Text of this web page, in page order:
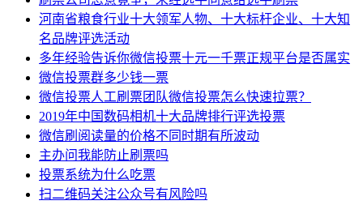
河南省粮食行业十大领军人物、十大标杆企业、十大知
名品牌评选活动
多年经验告诉你微信投票十元一千票正规平台是否属实
微信投票群多少钱一票
微信投票人工刷票团队微信投票怎么快速拉票？
2019年中国数码相机十大品牌排行评选投票
微信刷阅读量的价格不同时期有所波动
主办问我能防止刷票吗
投票系统为什么吃票
扫二维码关注公众号有风险吗